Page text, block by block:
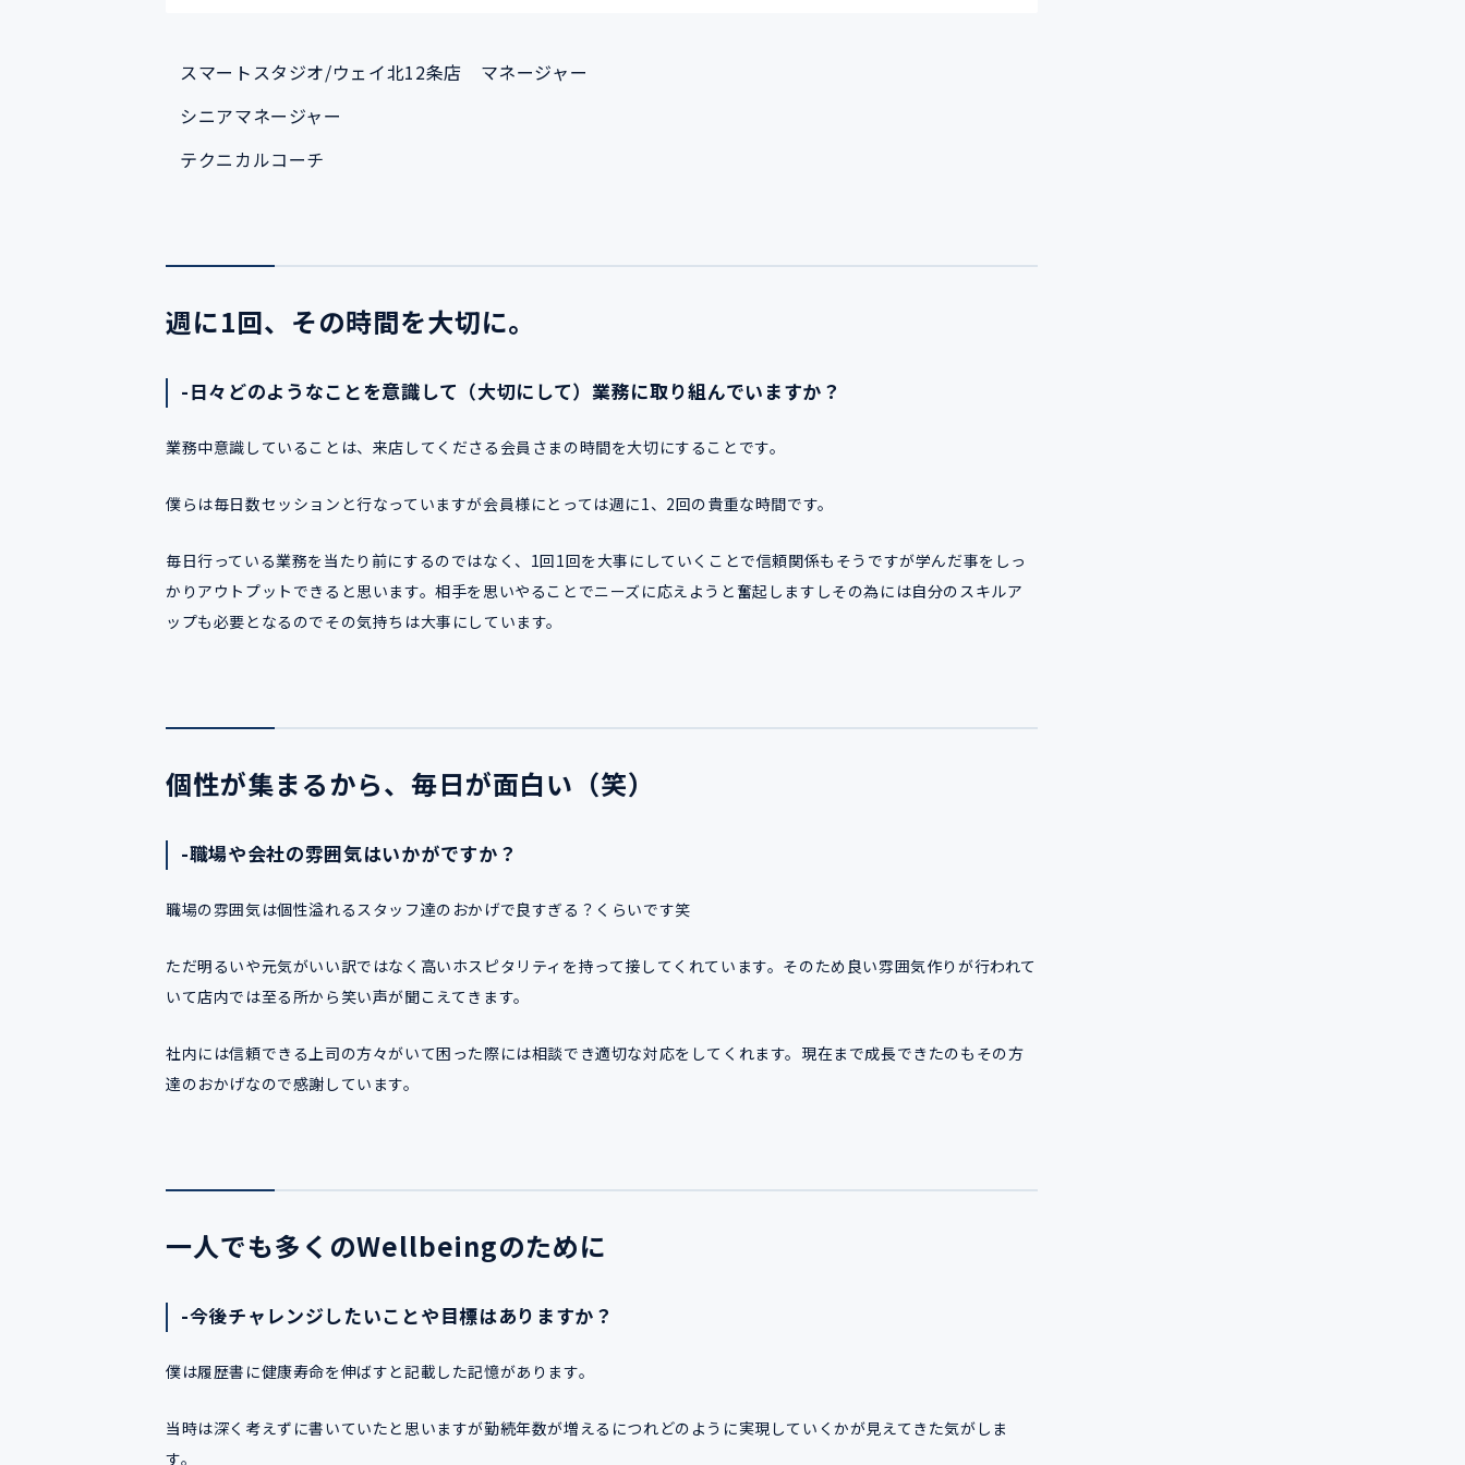
スマートスタジオ/ウェイ北12条店 マネージャー
シニアマネージャー
テクニカルコーチ
週に1回、その時間を大切に。
-日々どのようなことを意識して（大切にして）業務に取り組んでいますか？
業務中意識していることは、来店してくださる会員さまの時間を大切にすることです。
僕らは毎日数セッションと行なっていますが会員様にとっては週に1、2回の貴重な時間です。
毎日行っている業務を当たり前にするのではなく、1回1回を大事にしていくことで信頼関係もそうですが学んだ事をしっ
かりアウトプットできると思います。相手を思いやることでニーズに応えようと奮起しますしその為には自分のスキルア
ップも必要となるのでその気持ちは大事にしています。
個性が集まるから、毎日が面白い（笑）
-職場や会社の雰囲気はいかがですか？
職場の雰囲気は個性溢れるスタッフ達のおかげで良すぎる？くらいです笑
ただ明るいや元気がいい訳ではなく高いホスピタリティを持って接してくれています。そのため良い雰囲気作りが行われて
いて店内では至る所から笑い声が聞こえてきます。
社内には信頼できる上司の方々がいて困った際には相談でき適切な対応をしてくれます。現在まで成長できたのもその方
達のおかげなので感謝しています。
一人でも多くのWellbeingのために
-今後チャレンジしたいことや目標はありますか？
僕は履歴書に健康寿命を伸ばすと記載した記憶があります。
当時は深く考えずに書いていたと思いますが勤続年数が増えるにつれどのように実現していくかが見えてきた気がしま
す。